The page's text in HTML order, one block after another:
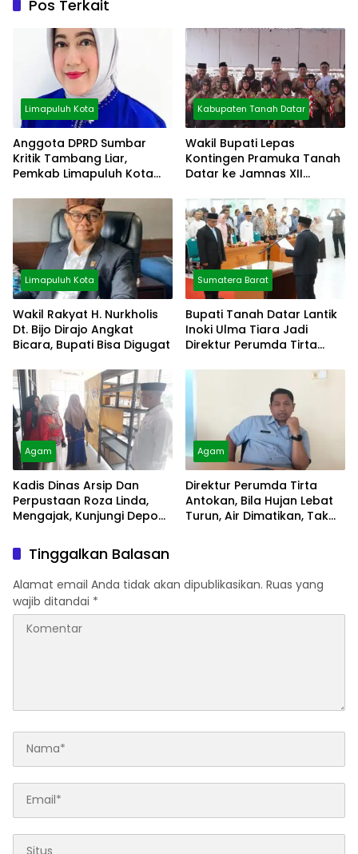
Pos Terkait
Limapuluh Kota
Anggota DPRD Sumbar
Kritik Tambang Liar,
Pemkab Limapuluh Kota
Kabupaten Tanah Datar
Wakil Bupati Lepas
Kontingen Pramuka Tanah
Datar ke Jamnas XII
Limapuluh Kota
Wakil Rakyat H. Nurkholis
Dt. Bijo Dirajo Angkat
Bicara, Bupati Bisa Digugat
Sumatera Barat
Bupati Tanah Datar Lantik
Inoki Ulma Tiara Jadi
Direktur Perumda Tirta
Agam
Kadis Dinas Arsip Dan
Perpustaan Roza Linda,
Mengajak, Kunjungi Depo
Agam
Direktur Perumda Tirta
Antokan, Bila Hujan Lebat
Turun, Air Dimatikan, Tak
Tinggalkan Balasan
Alamat email Anda tidak akan dipublikasikan. Ruas yang
wajib ditandai *